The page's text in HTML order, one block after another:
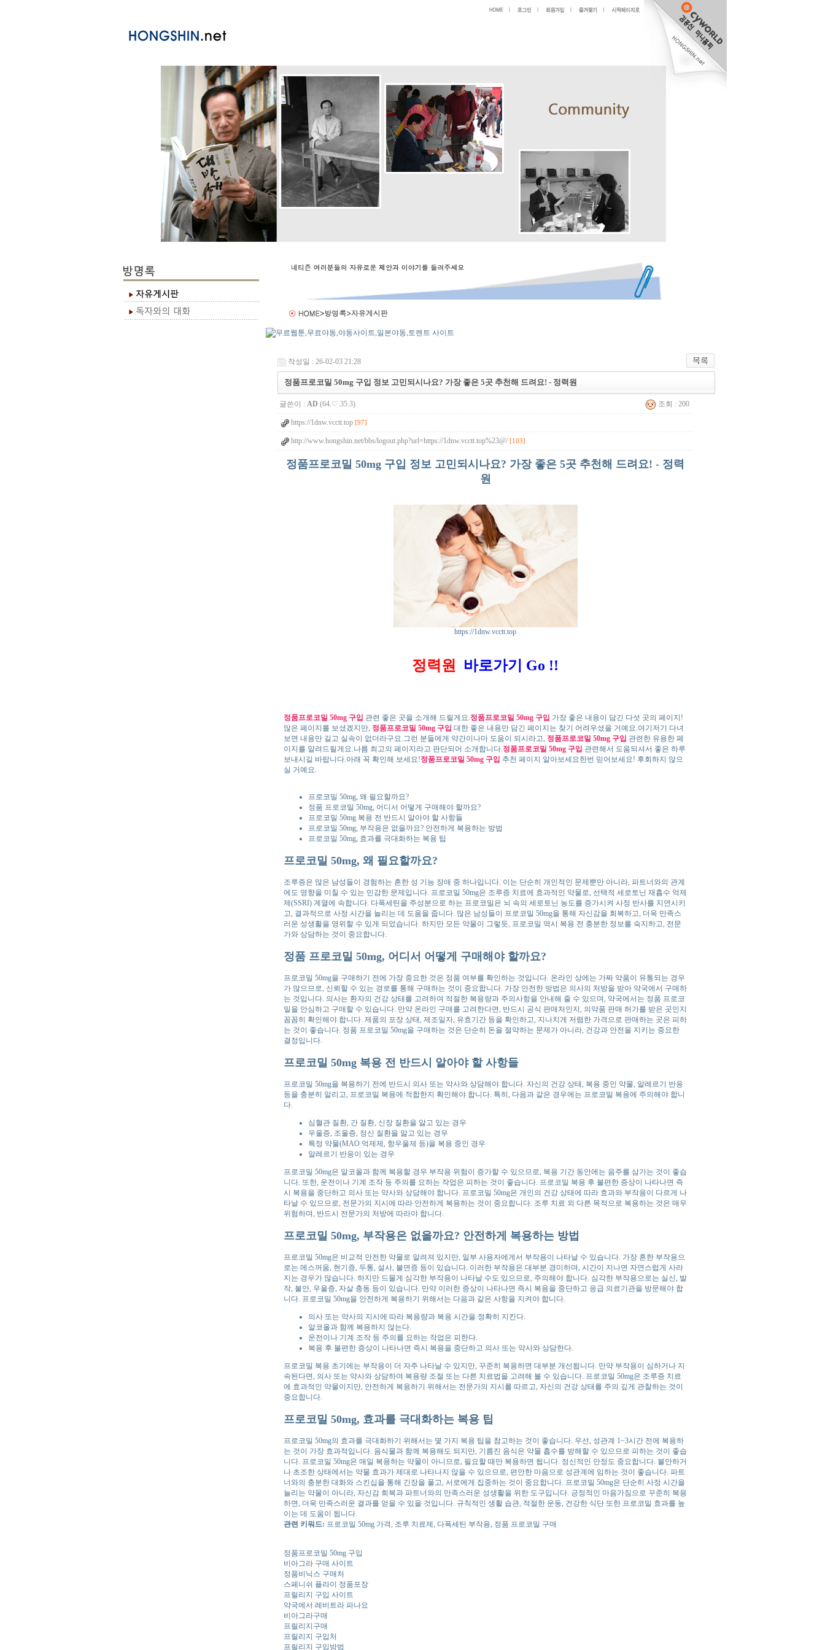
작성일 : 26-02-03 21:28
정품프로코밀 50mg 구입 정보 고민되시나요? 가장 좋은 5곳 추천해 드려요! - 정력원
글쓴이 : AD (64.♡.35.3) 조회 : 200
https://1dnw.vcctt.top [97]
http://www.hongshin.net/bbs/logout.php?url=https://1dnw.vcctt.top%23@/ [103]
정품프로코밀 50mg 구입 정보 고민되시나요? 가장 좋은 5곳 추천해 드려요! - 정력
원
https://1dnw.vcctt.top
정력원 바로가기 Go !!
정품프로코밀 50mg 구입 관련 좋은 곳을 소개해 드릴게요.정품프로코밀 50mg 구입 가장 좋은 내용이 담긴 다섯 곳의 페이지!
많은 페이지를 보셨겠지만, 정품프로코밀 50mg 구입 대한 좋은 내용만 담긴 페이지는 찾기 어려우셨을 거예요.여기저기 다녀
보면 내용만 길고 실속이 없더라구요.그런 분들에게 약간이나마 도움이 되시라고, 정품프로코밀 50mg 구입 관련한 유용한 페
이지를 알려드릴게요.나름 최고의 페이지라고 판단되어 소개합니다.정품프로코밀 50mg 구입 관련해서 도움되셔서 좋은 하루
보내시길 바랍니다.아래 꼭 확인해 보세요!정품프로코밀 50mg 구입 추천 페이지 알아보세요한번 믿어보세요! 후회하지 않으
실 거예요.
프로코밀 50mg, 왜 필요할까요?
정품 프로코밀 50mg, 어디서 어떻게 구매해야 할까요?
프로코밀 50mg 복용 전 반드시 알아야 할 사항들
프로코밀 50mg, 부작용은 없을까요? 안전하게 복용하는 방법
프로코밀 50mg, 효과를 극대화하는 복용 팁
프로코밀 50mg, 왜 필요할까요?
조루증은 많은 남성들이 경험하는 흔한 성 기능 장애 중 하나입니다. 이는 단순히 개인적인 문제뿐만 아니라, 파트너와의 관계
에도 영향을 미칠 수 있는 민감한 문제입니다. 프로코밀 50mg은 조루증 치료에 효과적인 약물로, 선택적 세로토닌 재흡수 억제
제(SSRI) 계열에 속합니다. 다폭세틴을 주성분으로 하는 프로코밀은 뇌 속의 세로토닌 농도를 증가시켜 사정 반사를 지연시키
고, 결과적으로 사정 시간을 늘리는 데 도움을 줍니다. 많은 남성들이 프로코밀 50mg을 통해 자신감을 회복하고, 더욱 만족스
러운 성생활을 영위할 수 있게 되었습니다. 하지만 모든 약물이 그렇듯, 프로코밀 역시 복용 전 충분한 정보를 숙지하고, 전문
가와 상담하는 것이 중요합니다.
정품 프로코밀 50mg, 어디서 어떻게 구매해야 할까요?
프로코밀 50mg을 구매하기 전에 가장 중요한 것은 정품 여부를 확인하는 것입니다. 온라인 상에는 가짜 약품이 유통되는 경우
가 많으므로, 신뢰할 수 있는 경로를 통해 구매하는 것이 중요합니다. 가장 안전한 방법은 의사의 처방을 받아 약국에서 구매하
는 것입니다. 의사는 환자의 건강 상태를 고려하여 적절한 복용량과 주의사항을 안내해 줄 수 있으며, 약국에서는 정품 프로코
밀을 안심하고 구매할 수 있습니다. 만약 온라인 구매를 고려한다면, 반드시 공식 판매처인지, 의약품 판매 허가를 받은 곳인지
꼼꼼히 확인해야 합니다. 제품의 포장 상태, 제조일자, 유효기간 등을 확인하고, 지나치게 저렴한 가격으로 판매하는 곳은 피하
는 것이 좋습니다. 정품 프로코밀 50mg을 구매하는 것은 단순히 돈을 절약하는 문제가 아니라, 건강과 안전을 지키는 중요한
결정입니다.
프로코밀 50mg 복용 전 반드시 알아야 할 사항들
프로코밀 50mg을 복용하기 전에 반드시 의사 또는 약사와 상담해야 합니다. 자신의 건강 상태, 복용 중인 약물, 알레르기 반응
등을 충분히 알리고, 프로코밀 복용에 적합한지 확인해야 합니다. 특히, 다음과 같은 경우에는 프로코밀 복용에 주의해야 합니
다.
심혈관 질환, 간 질환, 신장 질환을 앓고 있는 경우
우울증, 조울증, 정신 질환을 앓고 있는 경우
특정 약물(MAO 억제제, 항우울제 등)을 복용 중인 경우
알레르기 반응이 있는 경우
프로코밀 50mg은 알코올과 함께 복용할 경우 부작용 위험이 증가할 수 있으므로, 복용 기간 동안에는 음주를 삼가는 것이 좋습
니다. 또한, 운전이나 기계 조작 등 주의를 요하는 작업은 피하는 것이 좋습니다. 프로코밀 복용 후 불편한 증상이 나타나면 즉
시 복용을 중단하고 의사 또는 약사와 상담해야 합니다. 프로코밀 50mg은 개인의 건강 상태에 따라 효과와 부작용이 다르게 나
타날 수 있으므로, 전문가의 지시에 따라 안전하게 복용하는 것이 중요합니다. 조루 치료 외 다른 목적으로 복용하는 것은 매우
위험하며, 반드시 전문가의 처방에 따라야 합니다.
프로코밀 50mg, 부작용은 없을까요? 안전하게 복용하는 방법
프로코밀 50mg은 비교적 안전한 약물로 알려져 있지만, 일부 사용자에게서 부작용이 나타날 수 있습니다. 가장 흔한 부작용으
로는 메스꺼움, 현기증, 두통, 설사, 불면증 등이 있습니다. 이러한 부작용은 대부분 경미하며, 시간이 지나면 자연스럽게 사라
지는 경우가 많습니다. 하지만 드물게 심각한 부작용이 나타날 수도 있으므로, 주의해야 합니다. 심각한 부작용으로는 실신, 발
작, 불안, 우울증, 자살 충동 등이 있습니다. 만약 이러한 증상이 나타나면 즉시 복용을 중단하고 응급 의료기관을 방문해야 합
니다. 프로코밀 50mg을 안전하게 복용하기 위해서는 다음과 같은 사항을 지켜야 합니다.
의사 또는 약사의 지시에 따라 복용량과 복용 시간을 정확히 지킨다.
알코올과 함께 복용하지 않는다.
운전이나 기계 조작 등 주의를 요하는 작업은 피한다.
복용 후 불편한 증상이 나타나면 즉시 복용을 중단하고 의사 또는 약사와 상담한다.
프로코밀 복용 초기에는 부작용이 더 자주 나타날 수 있지만, 꾸준히 복용하면 대부분 개선됩니다. 만약 부작용이 심하거나 지
속된다면, 의사 또는 약사와 상담하여 복용량 조절 또는 다른 치료법을 고려해 볼 수 있습니다. 프로코밀 50mg은 조루증 치료
에 효과적인 약물이지만, 안전하게 복용하기 위해서는 전문가의 지시를 따르고, 자신의 건강 상태를 주의 깊게 관찰하는 것이
중요합니다.
프로코밀 50mg, 효과를 극대화하는 복용 팁
프로코밀 50mg의 효과를 극대화하기 위해서는 몇 가지 복용 팁을 참고하는 것이 좋습니다. 우선, 성관계 1~3시간 전에 복용하
는 것이 가장 효과적입니다. 음식물과 함께 복용해도 되지만, 기름진 음식은 약물 흡수를 방해할 수 있으므로 피하는 것이 좋습
니다. 프로코밀 50mg은 매일 복용하는 약물이 아니므로, 필요할 때만 복용하면 됩니다. 정신적인 안정도 중요합니다. 불안하거
나 초조한 상태에서는 약물 효과가 제대로 나타나지 않을 수 있으므로, 편안한 마음으로 성관계에 임하는 것이 좋습니다. 파트
너와의 충분한 대화와 스킨십을 통해 긴장을 풀고, 서로에게 집중하는 것이 중요합니다. 프로코밀 50mg은 단순히 사정 시간을
늘리는 약물이 아니라, 자신감 회복과 파트너와의 만족스러운 성생활을 위한 도구입니다. 긍정적인 마음가짐으로 꾸준히 복용
하면, 더욱 만족스러운 결과를 얻을 수 있을 것입니다. 규칙적인 생활 습관, 적절한 운동, 건강한 식단 또한 프로코밀 효과를 높
이는 데 도움이 됩니다.
관련 키워드: 프로코밀 50mg 가격, 조루 치료제, 다폭세틴 부작용, 정품 프로코밀 구매
정품프로코밀 50mg 구입
비아그라 구매 사이트
정품비닉스 구매처
스페니쉬 플라이 정품포장
프릴리지 구입 사이트
약국에서 레비트라 파나요
비아그라구매
프릴리지구매
프릴리지 구입처
프릴리지 구입방법